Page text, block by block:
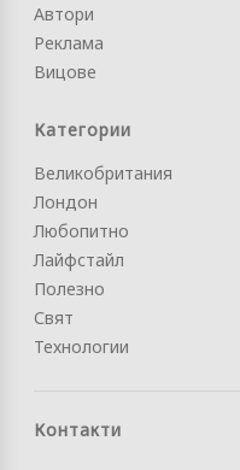
Автори
Реклама
Вицове
Категории
Великобритания
Лондон
Любопитно
Лайфстайл
Полезно
Свят
Технологии
Контакти